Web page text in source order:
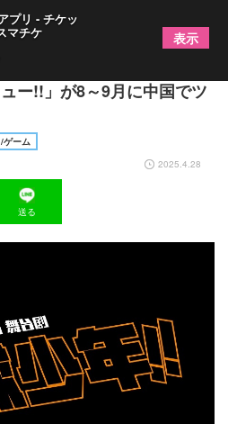
化作品、ハイパープロジェ
ー!!」が8～9月に中国でツ
ゲーム
2025.4.28
送る
プリ - チケッ
マチケ 表示